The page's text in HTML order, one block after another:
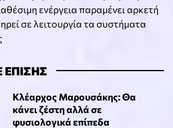
ενέργεια παραμένει αρκετή
σε λειτουργία τα συστήματα
ΕΠΙΣΗΣ
Κλέαρχος Μαρουσάκης: Θα
κάνει ζέστη αλλά σε
φυσιολογικά επίπεδα